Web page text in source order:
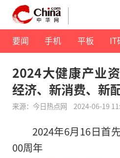
要闻 手机 平板 IT
2024大健康产业
经济、新消费、新
来源：今日热点网 2024-06-19
2024年6月16日首
00周年